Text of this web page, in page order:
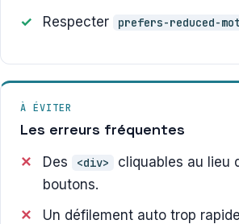
Respecter
prefers-reduced-
À ÉVITER
Les erreurs fréquentes
Des <div>
cliquables au lieu
boutons.
Un défilement auto trop